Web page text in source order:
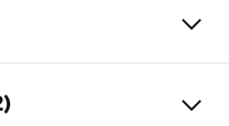
keramika